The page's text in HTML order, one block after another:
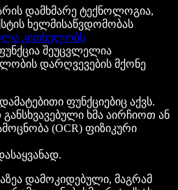
დამხმარე ტექნოლოგია,
ხელმისაწვდომობას
კითხულობს
შეუცვლელია
დარღვევების მქონე
ფუნქციებიც აქვს.
ხმა აირჩიოთ ან
(OCR) ფიზიკური
დამოკიდებული, მაგრამ